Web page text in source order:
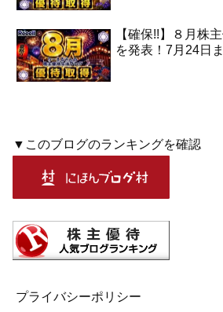
【確保!!】８月株
を発表！7月24日
▼このブログのランキングを確認
プライバシーポリシー